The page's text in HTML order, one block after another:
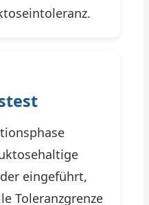
eingeführt,
Toleranzgrenze